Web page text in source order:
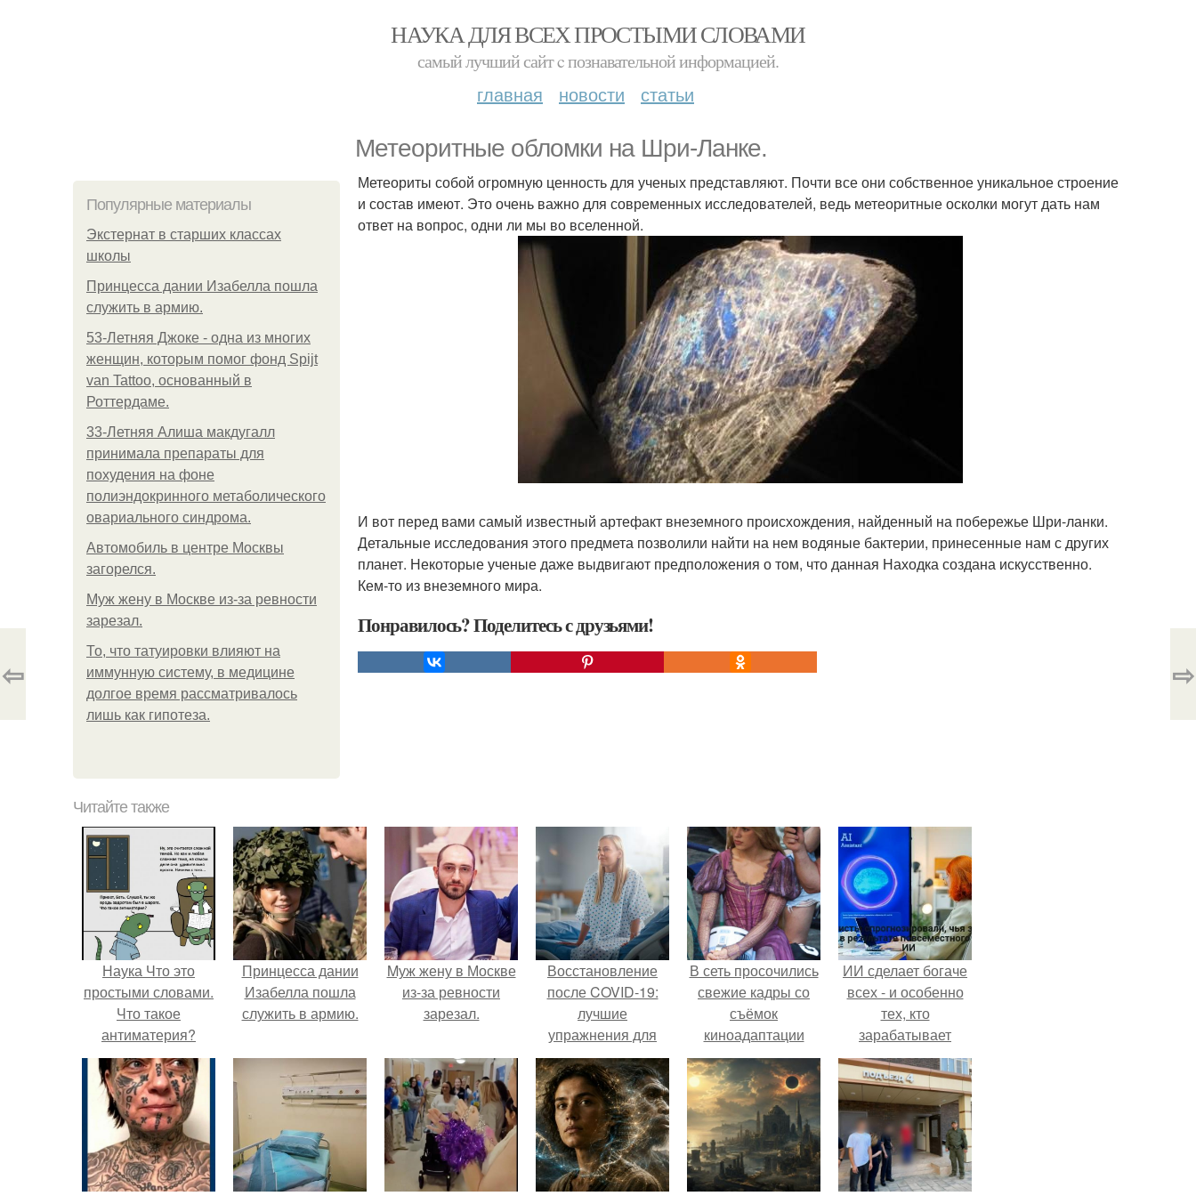
НАУКА ДЛЯ ВСЕХ ПРОСТЫМИ СЛОВАМИ
самый лучший сайт c познавательной информацией.
главная новости статьи
Метеоритные обломки на Шри-Ланке.
Популярные материалы
Экстернат в старших классах
школы
Принцесса дании Изабелла пошла
служить в армию.
53-Летняя Джоке - одна из многих
женщин, которым помог фонд Spijt
van Tattoo, основанный в
Роттердаме.
33-Летняя Алиша макдугалл
принимала препараты для
похудения на фоне
полиэндокринного метаболического
овариального синдрома.
Автомобиль в центре Москвы
загорелся.
Mуж жену в Москве из-за ревности
зарезал.
То, что татуировки влияют на
иммунную систему, в медицине
долгое время рассматривалось
лишь как гипотеза.
Метеориты собой огромную ценность для ученых представляют. Почти все они собственное уникальное строение
и состав имеют. Это очень важно для современных исследователей, ведь метеоритные осколки могут дать нам
ответ на вопрос, одни ли мы во вселенной.
И вот перед вами самый известный артефакт внеземного происхождения, найденный на побережье Шри-ланки.
Детальные исследования этого предмета позволили найти на нем водяные бактерии, принесенные нам с других
планет. Некоторые ученые даже выдвигают предположения о том, что данная Находка создана искусственно.
Кем-то из внеземного мира.
Понравилось? Поделитесь с друзьями!
⇦ ⇨
Читайте также
Наука Что это
простыми словами.
Что такое
антиматерия?
Принцесса дании
Изабелла пошла
служить в армию.
Mуж жену в Москве
из-за ревности
зарезал.
Восстановление
после COVID-19:
лучшие
упражнения для
быстрого
выздоровления
В сеть просочились
свежие кадры со
съёмок
киноадаптации
"Рапунцель", и всё
внимание
моментально
оказалось
приковано к Тиган
крофт.
ИИ сделает богаче
всех - и особенно
тех, кто
зарабатывает
меньше всего.